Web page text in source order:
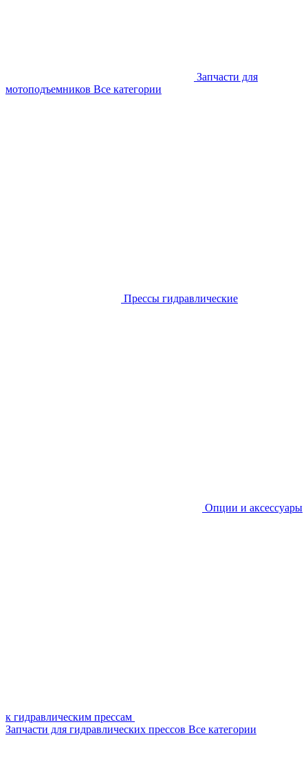
Запчасти для
мотоподъемников Все категории
Прессы гидравлические
Опции и аксессуары
к гидравлическим прессам
Запчасти для гидравлических прессов Все категории